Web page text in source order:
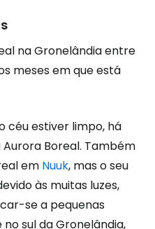
na Gronelândia entre
meses em que está
céu estiver limpo, há
Boreal. Também
em Nuuk, mas o seu
às muitas luzes,
se a pequenas
sul da Gronelândia,